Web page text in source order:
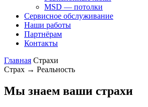
MSD — потолки
Сервисное обслуживание
Наши работы
Партнёрам
Контакты
Главная Страхи
Страх → Реальность
Мы знаем ваши страхи